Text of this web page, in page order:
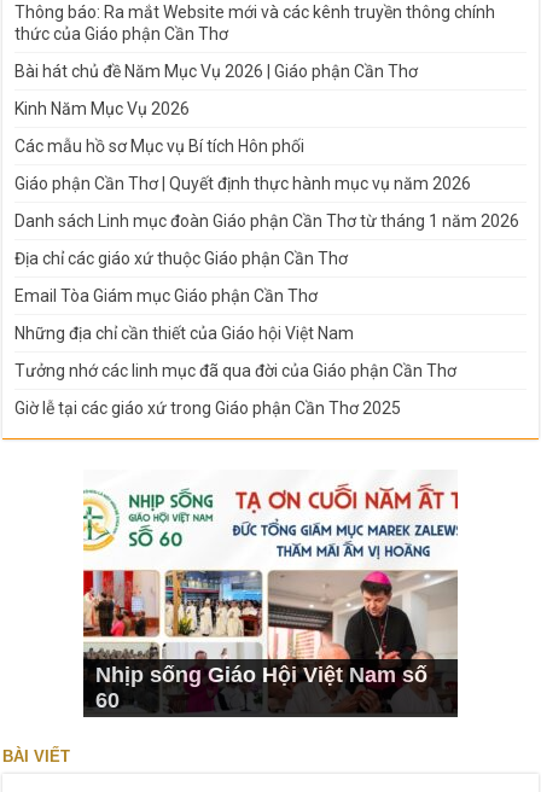
Thông báo: Ra mắt Website mới và các kênh truyền thông chính
thức của Giáo phận Cần Thơ
Bài hát chủ đề Năm Mục Vụ 2026 | Giáo phận Cần Thơ
Kinh Năm Mục Vụ 2026
Các mẫu hồ sơ Mục vụ Bí tích Hôn phối
Giáo phận Cần Thơ | Quyết định thực hành mục vụ năm 2026
Danh sách Linh mục đoàn Giáo phận Cần Thơ từ tháng 1 năm 2026
Địa chỉ các giáo xứ thuộc Giáo phận Cần Thơ
Email Tòa Giám mục Giáo phận Cần Thơ
Những địa chỉ cần thiết của Giáo hội Việt Nam
Tưởng nhớ các linh mục đã qua đời của Giáo phận Cần Thơ
Giờ lễ tại các giáo xứ trong Giáo phận Cần Thơ 2025
Nhịp sống Giáo Hội Việt Nam số
60
BÀI VIẾT